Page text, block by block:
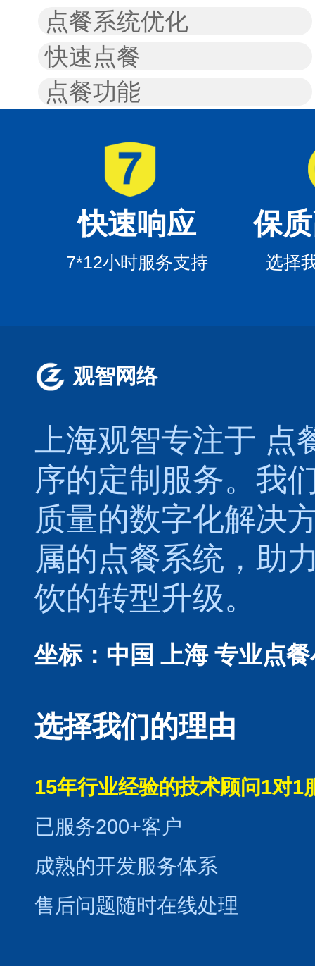
点餐系统优化
快速点餐
点餐功能
快速响应
7*12小时服务支持
保
选择
观智网络
上海观智专注于 点
序的定制服务。我
质量的数字化解决
属的点餐系统 ，助
饮的转型升级。
坐标：中国 上海 专业点
选择我们的理由
15年行业经验的技术顾问1对1
已服务200+客户
成熟的开发服务体系
售后问题随时在线处理